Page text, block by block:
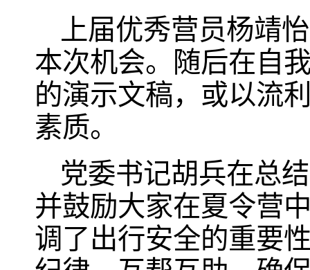
上届优秀营员杨靖
本次机会。随后在自
的演示文稿，或以流
素质。
党委书记胡兵在总
并鼓励大家在夏令营
调了出行安全的重要